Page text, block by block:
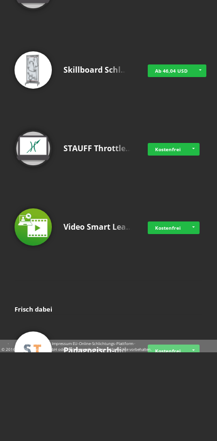
Skillboard Schl… Ab 46,04 USD
STAUFF Throttle… Kostenfrei
Video Smart Lea… Kostenfrei
Frisch dabei
Pädagogisch-did… Kostenfrei
· · ·Datenschutz ·Impressum EU-Online-Schlichtungs-Plattform·
© 2016 - 2026 SupraTix GmbH oder Partnergesellschaften - Alle Rechte vorbehalten.